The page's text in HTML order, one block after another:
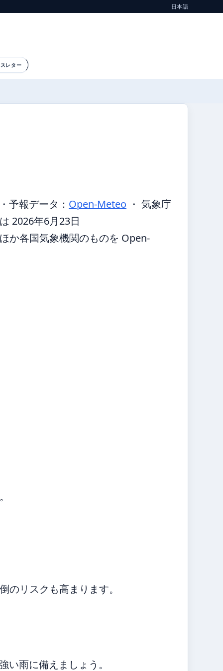
日本語
レター
・ 予報データ： Open-Meteo ・ 気象庁
2026年6月23日
か各国気象機関のものを Open-
のリスクも高まります。
い雨に備えましょう。